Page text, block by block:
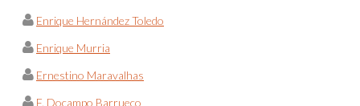
Enrique Hernández Toledo
Enrique Murria
Ernestino Maravalhas
F. Docampo Barrueco